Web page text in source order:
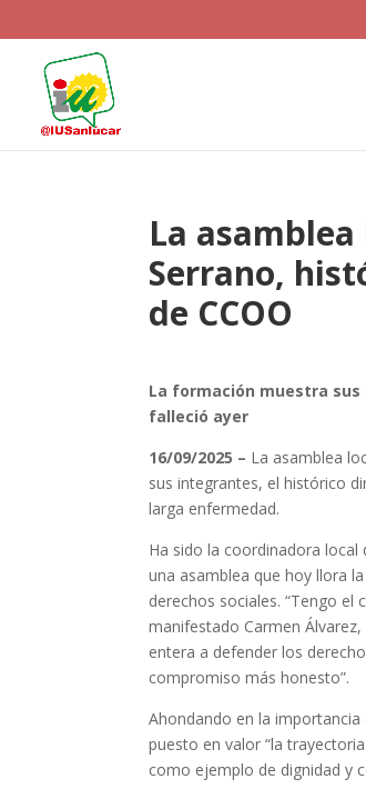
La
Serrano,
de CCOO
La formación muestra
falleció ayer
16/09/2025 – La asamblea
sus integrantes, el histórico
larga enfermedad.
Ha sido la coordinadora local
una asamblea que hoy llora
derechos sociales. “Tengo
manifestado Carmen
entera a defender los
compromiso más honesto”.
Ahondando en la
puesto en valor “la
como ejemplo de dignidad y